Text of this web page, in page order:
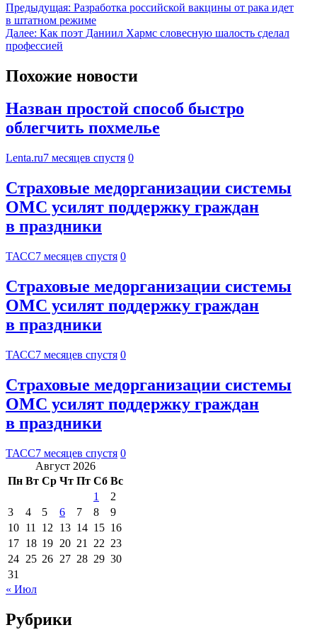
Предыдущая: Разработка российской вакцины от рака идет
в штатном режиме
Далее: Как поэт Даниил Хармс словесную шалость сделал
профессией
Похожие новости
Назван простой способ быстро
облегчить похмелье
Lenta.ru7 месяцев спустя 0
Страховые медорганизации системы
ОМС усилят поддержку граждан
в праздники
ТАСС7 месяцев спустя 0
Страховые медорганизации системы
ОМС усилят поддержку граждан
в праздники
ТАСС7 месяцев спустя 0
Страховые медорганизации системы
ОМС усилят поддержку граждан
в праздники
ТАСС7 месяцев спустя 0
Август 2026
Пн Вт Ср Чт Пт Сб Вс
1
2
3
4 5 6 7 8
9
10 11 12 13 14 15 16
17 18 19 20 21 22 23
24 25 26 27 28 29 30
31
« Июл
Рубрики